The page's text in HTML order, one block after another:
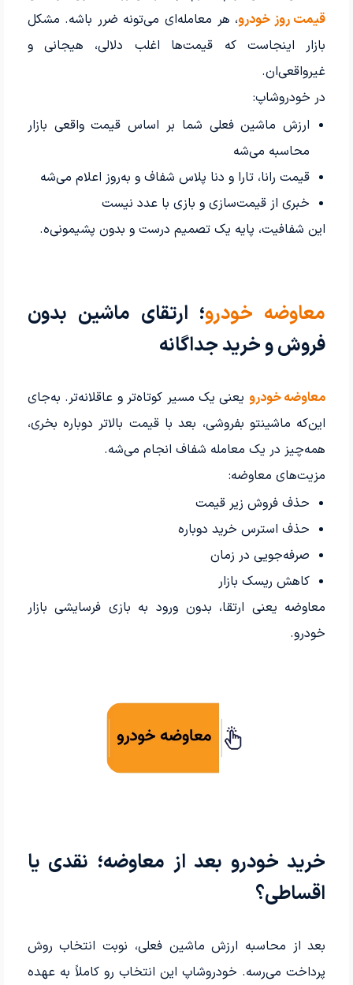
قیمت روز خودرو، هر معامله‌ای می‌تونه ضرر باشه. مشکل
بازار اینجاست که قیمت‌ها اغلب دلالی، هیجانی و
غیرواقعی‌ان.
در خودروشاپ:
ارزش ماشین فعلی شما بر اساس قیمت واقعی بازار
محاسبه می‌شه
قیمت رانا، تارا و دنا پلاس شفاف و به‌روز اعلام می‌شه
خبری از قیمت‌سازی و بازی با عدد نیست
این شفافیت، پایه یک تصمیم درست و بدون پشیمونی‌ه.
معاوضه خودرو؛ ارتقای ماشین بدون
فروش و خرید جداگانه
معاوضه خودرو یعنی یک مسیر کوتاه‌تر و عاقلانه‌تر. به‌جای
این‌که ماشینتو بفروشی، بعد با قیمت بالاتر دوباره بخری،
همه‌چیز در یک معامله شفاف انجام می‌شه.
مزیت‌های معاوضه:
حذف فروش زیر قیمت
حذف استرس خرید دوباره
صرفه‌جویی در زمان
کاهش ریسک بازار
معاوضه یعنی ارتقا، بدون ورود به بازی فرسایشی بازار
خودرو.
خرید خودرو بعد از معاوضه؛ نقدی یا
اقساطی؟
بعد از محاسبه ارزش ماشین فعلی، نوبت انتخاب روش
پرداخت می‌رسه. خودروشاپ این انتخاب رو کاملاً به عهده